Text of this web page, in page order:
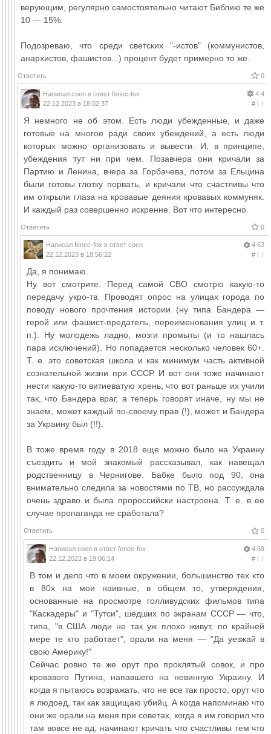
верующим, регулярно самостоятельно читают Библию те же
10 — 15%.
Подозреваю, что среди светских "-истов" (коммунистов,
анархистов, фашистов...) процент будет примерно то же.
Ответить 0
Написал coen в ответ fenec-fox
22.12.2023 в 18:02:37
4.4
#| ↑
Я немного не об этом. Есть люди убежденные, и даже
готовые на многое ради своих убеждений, а есть люди
которых можно организовать и вывести. И, в принципе,
убеждения тут ни при чем. Позавчера они кричали за
Партию и Ленина, вчера за Горбачева, потом за Ельцина
были готовы глотку порвать, и кричали что счастливы что
им открыли глаза на кровавые деяния кровавых коммуняк.
И каждый раз совершенно искренне. Вот что интересно.
Ответить 0
Написал fenec-fox в ответ coen
22.12.2023 в 18:56:22
4.63
#| ↑
Да, я понимаю.
Ну вот смотрите. Перед самой СВО смотрю какую-то
передачу укро-тв. Проводят опрос на улицах города по
поводу нового прочтения истории (ну типа Бандера —
герой или фашист-предатель, переименования улиц и т.
п.). Ну молодежь ладно, мозги промыты (и то нашлась
пара исключений). Но попадается несколько человек 60+.
Т. е. это советская школа и как минимум часть активной
сознательной жизни при СССР. И вот они тоже начинают
нести какую-то витиеватую хрень, что вот раньше их учили
так, что Бандера враг, а теперь говорят иначе, ну мы не
знаем, может каждый по-своему прав (!), может и Бандера
за Украину был (!!).
В тоже время году в 2018 еще можно было на Украину
съездить и мой знакомый рассказывал, как навещал
родственницу в Чернигове. Бабке было под 90, она
внимательно следила за новостями по ТВ, но рассуждала
очень здраво и была пророссийски настроена. Т. е. в ее
случае пропаганда не сработала?
Ответить 0
Написал coen в ответ fenec-fox
22.12.2023 в 19:06:14
4.69
#| ↑
В том и дело что в моем окружении, большинство тех кто
в 80х на мои наивные, в общем то, утверждения,
основанные на просмотре голливудских фильмов типа
"Каскадеры" и "Тутси", шедших по экранам СССР — что,
типа, "в США люди не так уж плохо живут, по крайней
мере те кто работает", орали на меня — "Да уезжай в
свою Америку!"
Сейчас ровно те же орут про проклятый совок, и про
кровавого Путина, напавшего на невинную Украину. И
когда я пытаюсь возражать, что не все так просто, орут что
я людоед, так как защищаю убийц. А когда напоминаю что
они же орали на меня при советах, когда я им говорил что
там вовсе не ад, начинают кричать что счастливы тем что